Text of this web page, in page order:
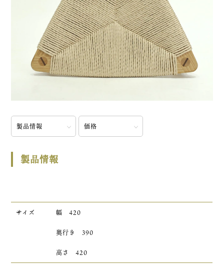
製品情報 価格
製品情報
サイズ 幅 420
奥行き 390
高さ 420